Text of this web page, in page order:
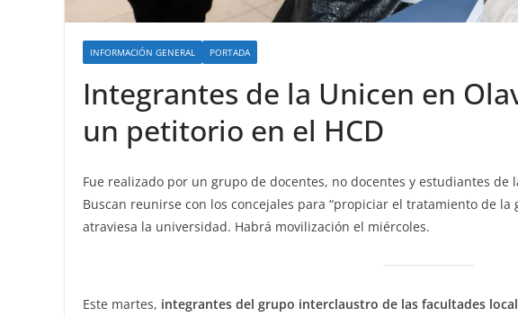
INFORMACIÓN GENERAL PORTADA
Integrantes de la Unicen en
un petitorio en el HCD
Fue realizado por un grupo de docentes, no docentes y estudiantes de
Buscan reunirse con los concejales para “propiciar el tratamiento de
atraviesa la universidad. Habrá movilización el miércoles.
Este martes, integrantes del grupo interclaustro de las facultades